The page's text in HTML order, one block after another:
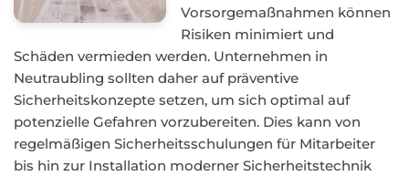
Vorsorgemaßnahmen können
Risiken minimiert und
Schäden vermieden werden. Unternehmen in
Neutraubling sollten daher auf präventive
Sicherheitskonzepte setzen, um sich optimal auf
potenzielle Gefahren vorzubereiten. Dies kann von
regelmäßigen Sicherheitsschulungen für Mitarbeiter
bis hin zur Installation moderner Sicherheitstechnik